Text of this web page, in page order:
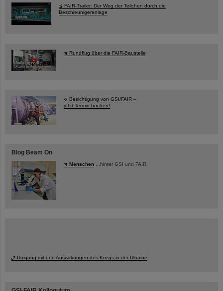
FAIR-Trailer: Der Weg der Teilchen durch die
Beschleunigeranlage
Rundflug über die FAIR-Baustelle
Besichtigung von GSI/FAIR –
jetzt Termin buchen!
Blog Beam On
Menschen ...hinter GSI und FAIR.
Umgang mit den Auswirkungen des Kriegs in der Ukraine